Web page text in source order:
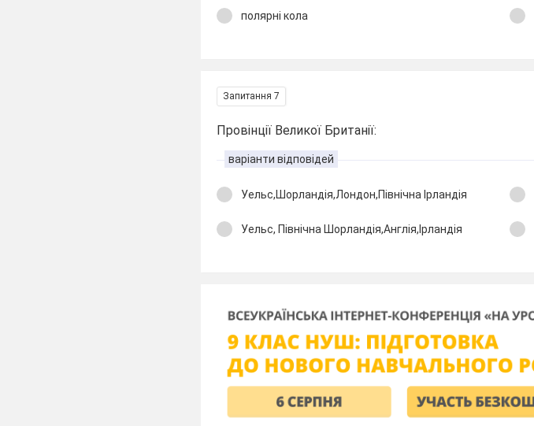
полярні кола
Запитання 7
Провінції Великої Британії:
варіанти відповідей
Уельс,Шорландія,Лондон,Північна Ірландія
Уельс, Північна Шорландія,Англія,Ірландія